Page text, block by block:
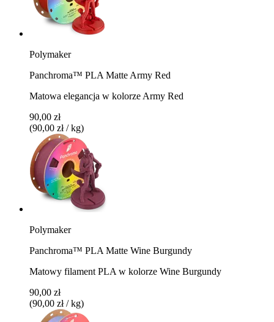
Polymaker
Panchroma™ PLA Matte Army Red
Matowa elegancja w kolorze Army Red
90,00 zł
(90,00 zł / kg)
Polymaker
Panchroma™ PLA Matte Wine Burgundy
Matowy filament PLA w kolorze Wine Burgundy
90,00 zł
(90,00 zł / kg)